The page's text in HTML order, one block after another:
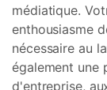
médiatique.
enthousiasme
nécessaire au
également une
d'entreprise,